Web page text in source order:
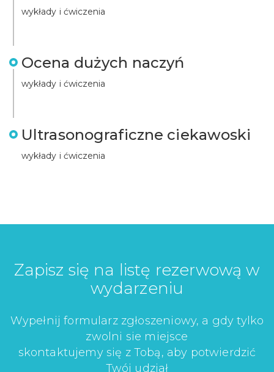
wykłady i ćwiczenia
Ocena dużych naczyń
wykłady i ćwiczenia
Ultrasonograficzne ciekawoski
wykłady i ćwiczenia
Zapisz się na listę rezerwową w
wydarzeniu
Wypełnij formularz zgłoszeniowy, a gdy tylko
zwolni sie miejsce
skontaktujemy się z Tobą, aby potwierdzić
Twój udział